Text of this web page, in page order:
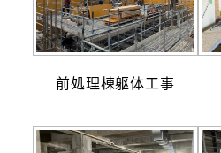
前処理棟躯体工事